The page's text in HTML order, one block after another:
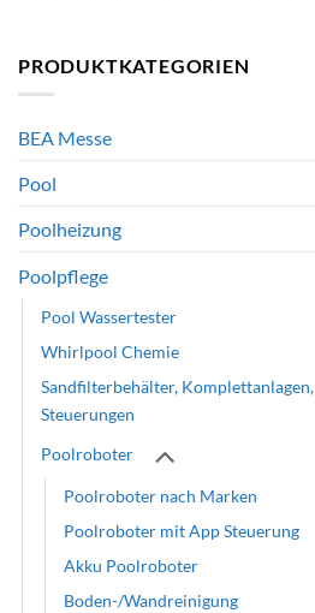
PRODUKTKATEGORIEN
BEA Messe
Pool
Poolheizung
Poolpflege
Pool Wassertester
Whirlpool Chemie
Sandfilterbehälter, Komplettanlagen,
Steuerungen
Poolroboter
Poolroboter nach Marken
Poolroboter mit App Steuerung
Akku Poolroboter
Boden-/Wandreinigung